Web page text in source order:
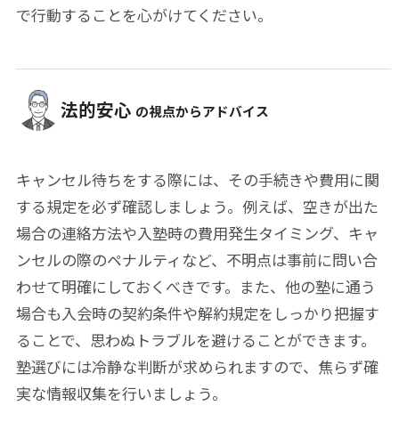
で行動することを心がけてください。
法的安心 の視点からアドバイス
キャンセル待ちをする際には、その手続きや費用に関
する規定を必ず確認しましょう。例えば、空きが出た
場合の連絡方法や入塾時の費用発生タイミング、キャ
ンセルの際のペナルティなど、不明点は事前に問い合
わせて明確にしておくべきです。また、他の塾に通う
場合も入会時の契約条件や解約規定をしっかり把握す
ることで、思わぬトラブルを避けることができます。
塾選びには冷静な判断が求められますので、焦らず確
実な情報収集を行いましょう。